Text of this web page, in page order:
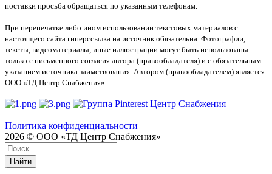
поставки просьба обращаться по указанным телефонам.
При перепечатке либо ином использовании текстовых материалов с
настоящего сайта гиперссылка на источник обязательна. Фотографии,
тексты, видеоматериалы, иные иллюстрации могут быть использованы
только с письменного согласия автора (правообладателя) и с обязательным
указанием источника заимствования. Автором (правообладателем) является
ООО «ТД Центр Снабжения»
Политика конфиденциальности
2026 © ООО «ТД Центр Снабжения»
Найти